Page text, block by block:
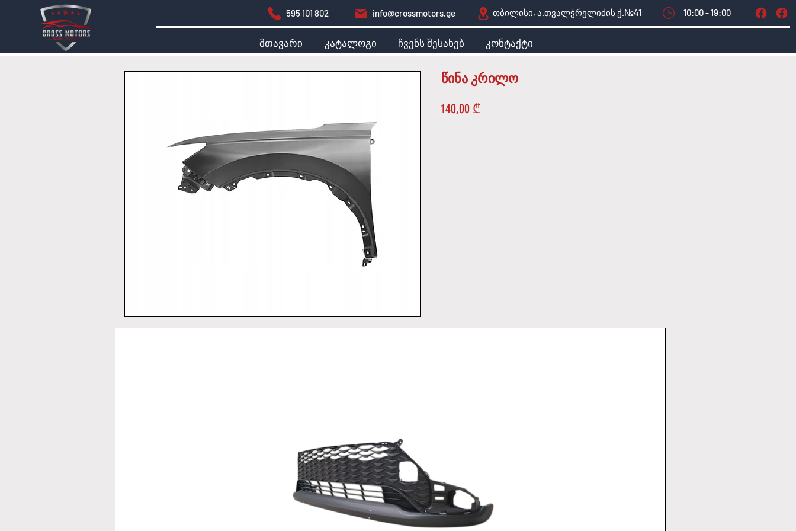
595 101 802 info@crossmotors.ge თბილისი, ა.თვალჭრელიძის ქ.№41 10:00 - 19:00
მთავარი კატალოგი ჩვენს შესახებ კონტაქტი
წინა კრილო
140,00 ₾Price